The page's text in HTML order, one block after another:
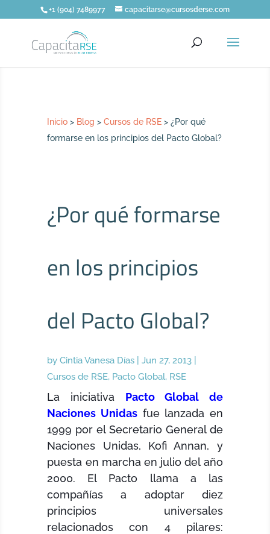
+1 (904) 7489977 capacitarse@cursosderse.com
Inicio > Blog >Cursos de RSE >¿Por qué
formarse en los principios del Pacto Global?
¿Por qué formarse
en los principios
del Pacto Global?
byCintia Vanesa Días |Jun 27, 2013
Cursos de RSE, Pacto Global, RSE
La iniciativa Pacto Global de
Naciones Unidasfue lanzada en
1999 por el Secretario General de
Naciones Unidas, Kofi Annan, y
puesta en marcha en julio del año
2000. El Pacto llama a las
compañías a adoptar diez
principios universales
relacionados con 4 pilares: